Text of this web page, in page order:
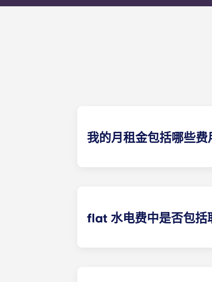
我的月租金包括哪些费
flat 水电费中是否包括